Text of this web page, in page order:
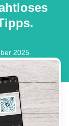
2025